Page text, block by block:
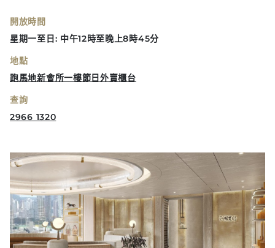
開放時間
星期一至日: 中午12時至晚上8時45分
地點
跑馬地新會所一樓節日外賣櫃台
查詢
2966 1320